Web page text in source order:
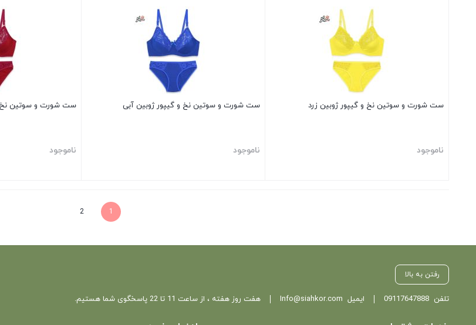
ست شورت و سوتین نخ و گیپور ژوبین زرد
ناموجود
ست شورت و سوتین نخ و گیپور ژوبین آبی
ناموجود
ست شورت و سوتین نخ
ناموجود
1
2
رفتن به بالا
تلفن09117647888 ایمیل Info@siahkor.com هفت روز هفته ، از ساعت 11 تا 22 پاسخگوی شما هستیم.